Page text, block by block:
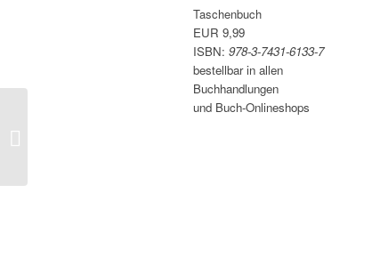
Taschenbuch
EUR 9,99
ISBN: 978-3-7431-6133-7
bestellbar in allen
Buchhandlungen
und Buch-Onlineshops